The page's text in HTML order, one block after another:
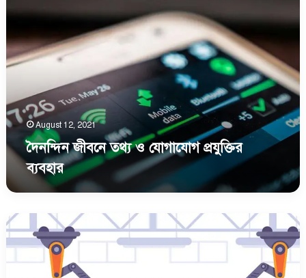
ও
যোগাযোগ
প্রযুক্তির
August 12, 2021
দৈনন্দিন জীবনে তথ্য ও যোগাযোগ প্রযুক্তির
ব্যবহার
ব্যক্তি
কর্ম
ও